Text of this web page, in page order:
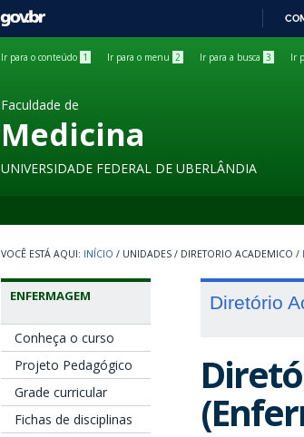
GOVBR
Ir para o conteúdo 1 Ir para o menu 2 Ir para a busca 3 Ir
Faculdade de
Medicina
UNIVERSIDADE FEDERAL DE UBERLÂNDIA
INÍCIO / UNIDADES / DIRETORIO ACADEMICO /
ENFERMAGEM
Conheça o curso
Projeto Pedagógico
Grade curricular
Fichas de disciplinas
Diretório